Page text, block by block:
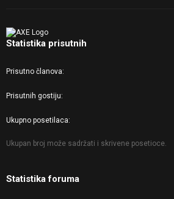
Statistika prisutnih
Prisutno članova
Prisutnih gostiju
Ukupno posetilaca
Ukupan broj može sadržati i skrivene posetioce.
Statistika foruma